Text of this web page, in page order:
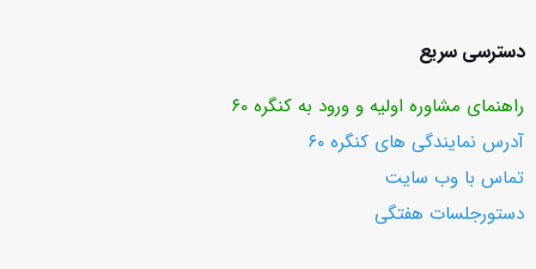
دسترسی سریع
راهنمای مشاوره اولیه و ورود به کنگره ۶۰
آدرس نمایندگی های کنگره ۶۰
تماس با وب ‌سایت
دستورجلسات هفتگی